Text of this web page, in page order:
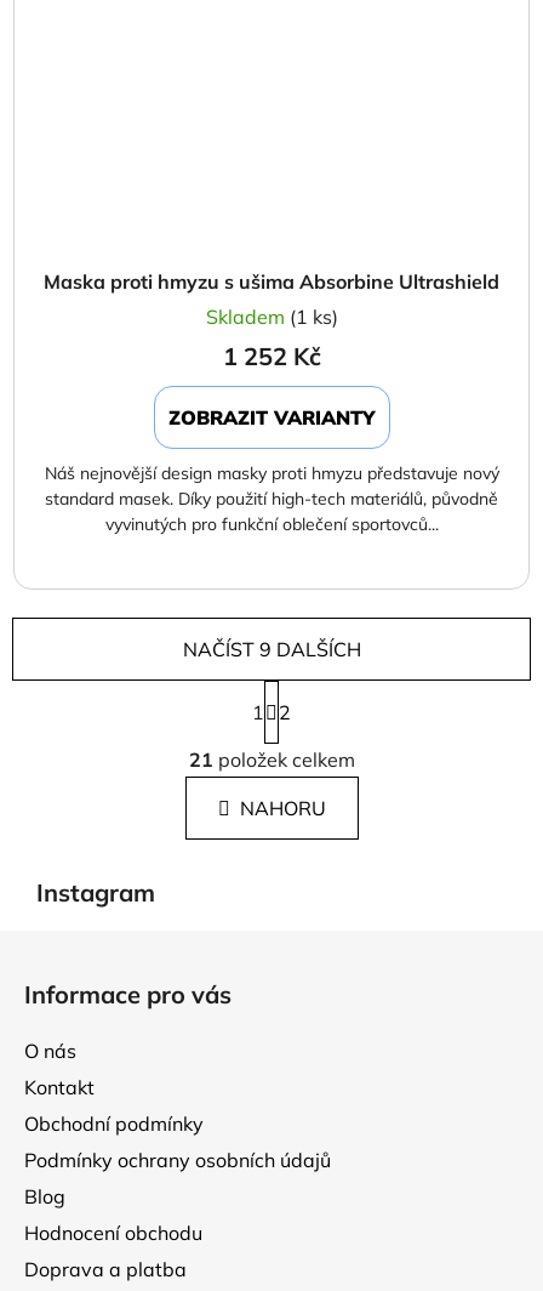
Maska proti hmyzu s ušima Absorbine Ultrashield
Skladem (1 ks)
1 252 Kč
ZOBRAZIT VARIANTY
Náš nejnovější design masky proti hmyzu představuje nový
standard masek. Díky použití high-tech materiálů, původně
vyvinutých pro funkční oblečení sportovců...
O
v
á
d
i
NAČÍST 9 DALŠÍCH
S
t
r
á
n
k
1
2
21 položek celkem
NAHORU
Instagram
Informace pro vás
O nás
Kontakt
Obchodní podmínky
Podmínky ochrany osobních údajů
Blog
Hodnocení obchodu
Doprava a platba